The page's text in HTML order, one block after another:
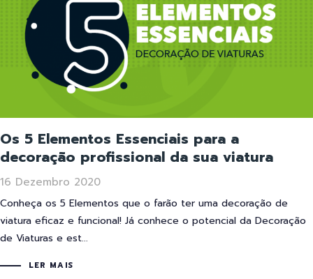
Os 5 Elementos Essenciais para a
decoração profissional da sua viatura
16 Dezembro 2020
Conheça os 5 Elementos que o farão ter uma decoração de
viatura eficaz e funcional! Já conhece o potencial da Decoração
de Viaturas e est...
LER MAIS